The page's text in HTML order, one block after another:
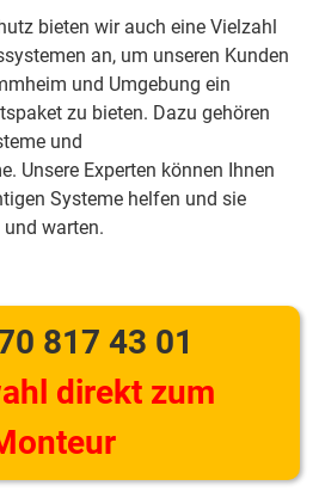
bieten wir auch eine Vielzahl
an, um unseren Kunden
und Umgebung ein
zu bieten. Dazu gehören
und
Unsere Experten können Ihnen
Systeme helfen und sie
warten.
817 43 01
direkt zum